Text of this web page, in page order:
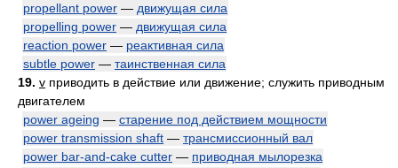
propellant power — движущая сила
propelling power — движущая сила
reaction power — реактивная сила
subtle power — таинственная сила
19. v приводить в действие или движение; служить приводным
двигателем
power ageing — старение под действием мощности
power transmission shaft — трансмиссионный вал
power bar-and-cake cutter — приводная мылорезка